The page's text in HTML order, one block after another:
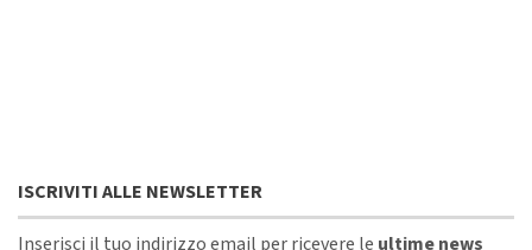
ISCRIVITI ALLE NEWSLETTER
Inserisci il tuo indirizzo email per ricevere le ultime news